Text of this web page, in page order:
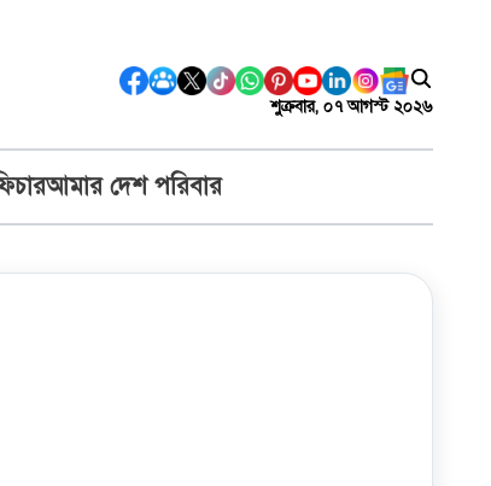
শুক্রবার, ০৭ আগস্ট ২০২৬
আমার দেশ পরিবার